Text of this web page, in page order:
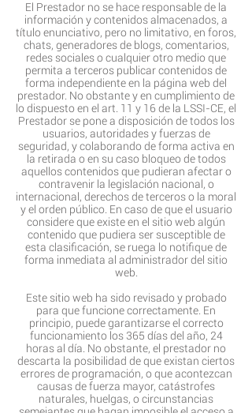
El Prestador no se hace responsable de la
información y contenidos almacenados, a
título enunciativo, pero no limitativo, en foros,
chats, generadores de blogs, comentarios,
redes sociales o cualquier otro medio que
permita a terceros publicar contenidos de
forma independiente en la página web del
prestador. No obstante y en cumplimiento de
lo dispuesto en el art. 11 y 16 de la LSSI-CE, el
Prestador se pone a disposición de todos los
usuarios, autoridades y fuerzas de
seguridad, y colaborando de forma activa en
la retirada o en su caso bloqueo de todos
aquellos contenidos que pudieran afectar o
contravenir la legislación nacional, o
internacional, derechos de terceros o la moral
y el orden público. En caso de que el usuario
considere que existe en el sitio web algún
contenido que pudiera ser susceptible de
esta clasificación, se ruega lo notifique de
forma inmediata al administrador del sitio
web.
Este sitio web ha sido revisado y probado
para que funcione correctamente. En
principio, puede garantizarse el correcto
funcionamiento los 365 días del año, 24
horas al día. No obstante, el prestador no
descarta la posibilidad de que existan ciertos
errores de programación, o que acontezcan
causas de fuerza mayor, catástrofes
naturales, huelgas, o circunstancias